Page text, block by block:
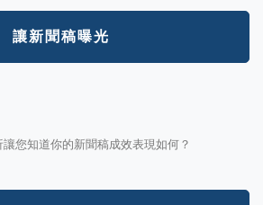
讓新聞稿曝光
您知道你的新聞稿成效表現如何？